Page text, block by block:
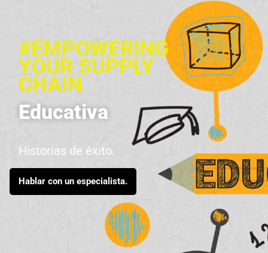
#EMPOWERING
YOUR SUPPLY
CHAIN
Educativa
Historias de éxito.
Hablar con un especialista.